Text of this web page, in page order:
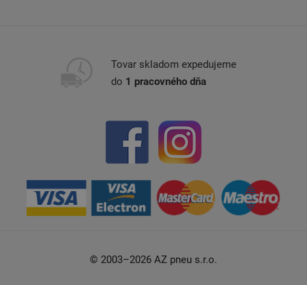
Tovar skladom expedujeme
do 1 pracovného dňa
© 2003–2026 AZ pneu s.r.o.